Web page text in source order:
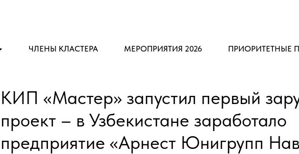
ЧЛЕНЫ КЛАСТЕРА МЕРОПРИЯТИЯ 2026 ПРИОРИТЕТНЫЕ
КИП «Мастер» запустил первый
проект – в Узбекистане заработало
предприятие «Арнест Юнигрупп